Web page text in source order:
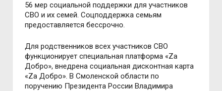
56 мер социальной поддержки для участников
СВО и их семей. Соцподдержка семьям
предоставляется бессрочно.
Для родственников всех участников СВО
функционирует специальная платформа «Za
Добро», внедрена социальная дисконтная карта
«Zа Добро». В Смоленской области по
поручению Президента России Владимира